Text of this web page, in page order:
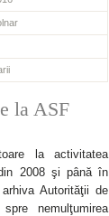
la ASF
la activitatea
2008 şi până în
Autorităţii de
nemulţumirea